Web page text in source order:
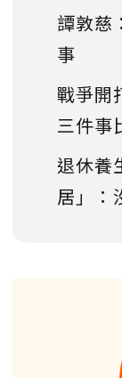
譚敦慈
事
戰爭開
三件事
退休養
居」：